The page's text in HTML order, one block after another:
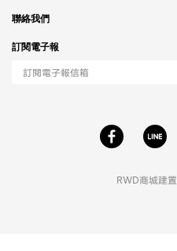
RWD商城建置
隱私政策
付款問題
配送問題
會員制度
紅利制度
聯絡我們
合作相關
工作職缺
訂閱電子報